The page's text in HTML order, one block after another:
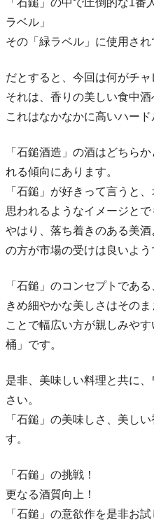
「石鎚」の中で圧倒的な1
ラベル」
その「緑ラベル」に使用され
だとすると、今回は何がチャ
それは、香りの美しい食中酒
これはなかなかに高いハード
「石鎚酒造」の酒はどちら
れる傾向にあります。
「石鎚」が好きって言うと
思われるようなイメージとで
やはり、落ち着きのある美
の方が市場の受けは良いよう
「石鎚」のコンセプトであ
きめ細やかな美しさはその
ことで幅広い方が親しみや
桶」です。
是非、美味しい料理と共に
さい。
「石鎚」の美味しさ、美し
す。
「石鎚」の挑戦！
更なる酒質向上！
「石鎚」の意欲作を是非お試